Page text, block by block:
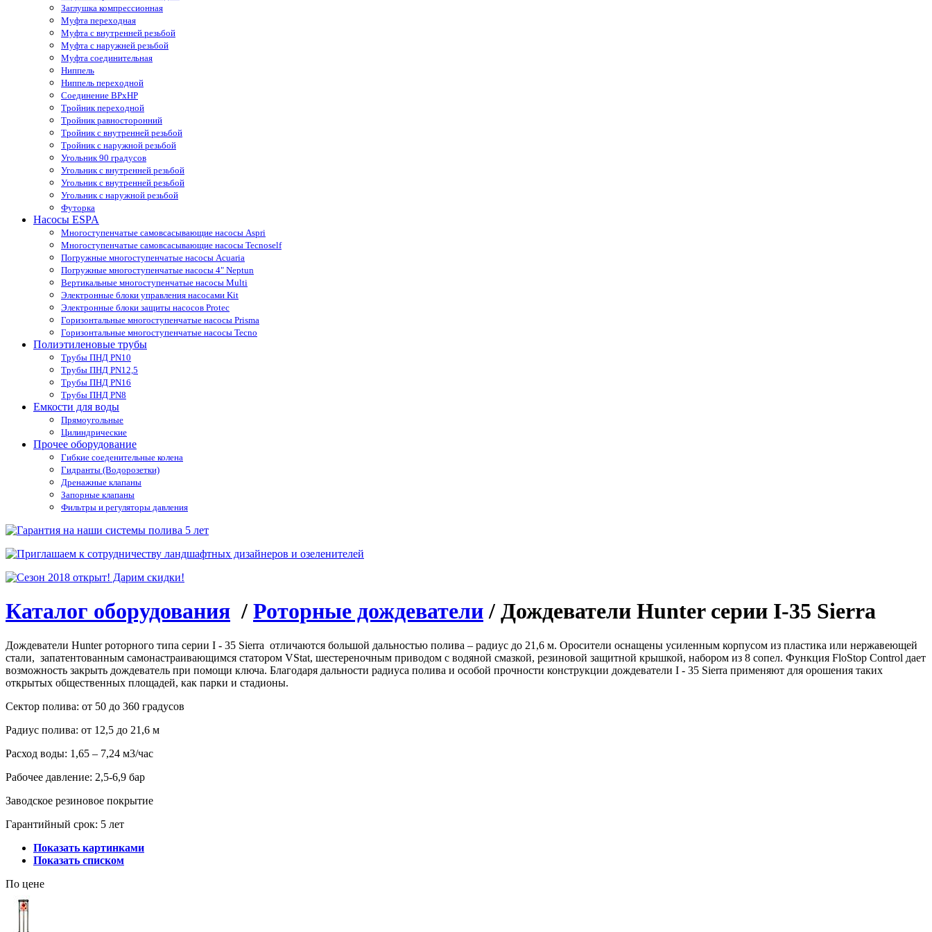
Заглушка компрессионная
Муфта переходная
Муфта с внутренней резьбой
Муфта с наружней резьбой
Муфта соединительная
Ниппель
Ниппель переходной
Соединение ВРхНР
Тройник переходной
Тройник равносторонний
Тройник с внутренней резьбой
Тройник с наружной резьбой
Угольник 90 градусов
Угольник c внутренней резьбой
Угольник с внутренней резьбой
Угольник с наружной резьбой
Футорка
Насосы ESPA
Многоступенчатые самовсасывающие насосы Aspri
Многоступенчатые самовсасывающие насосы Tecnoself
Погружные многоступенчатые насосы Acuaria
Погружные многоступенчатые насосы 4" Neptun
Вертикальные многоступенчатые насосы Multi
Электронные блоки управления насосами Kit
Электронные блоки защиты насосов Protec
Горизонтальные многоступенчатые насосы Prisma
Горизонтальные многоступенчатые насосы Tecno
Полиэтиленовые трубы
Трубы ПНД PN10
Трубы ПНД PN12,5
Трубы ПНД PN16
Трубы ПНД PN8
Емкости для воды
Прямоугольные
Цилиндрические
Прочее оборудование
Гибкие соеденительные колена
Гидранты (Водорозетки)
Дренажные клапаны
Запорные клапаны
Фильтры и регуляторы давления
Каталог оборудования / Роторные дождеватели/ Дождеватели Hunter серии I-35 Sierra
Дождеватели Hunter роторного типа серии I - 35 Sierra отличаются большой дальностью полива – радиус до 21,6 м. Оросители оснащены усиленным корпусом из пластика или нержавеющей
стали, запатентованным самонастраивающимся статором VStat, шестереночным приводом с водяной смазкой, резиновой защитной крышкой, набором из 8 сопел. Функция FloStop Control дает
возможность закрыть дождеватель при помощи ключа. Благодаря дальности радиуса полива и особой прочности конструкции дождеватели I - 35 Sierra применяют для орошения таких
открытых общественных площадей, как парки и стадионы.
Сектор полива: от 50 до 360 градусов
Радиус полива: от 12,5 до 21,6 м
Расход воды: 1,65 – 7,24 м3/час
Рабочее давление: 2,5-6,9 бар
Заводское резиновое покрытие
Гарантийный срок: 5 лет
Показать картинками
Показать списком
По цене